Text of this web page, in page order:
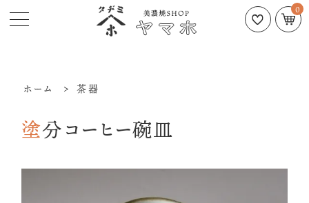
0
ホーム > 茶器
塗分コーヒー碗皿